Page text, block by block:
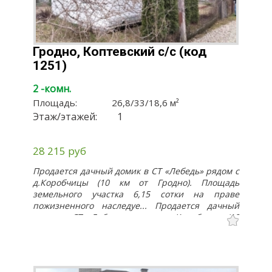
леса, также лес через дорогу (домов нет).
Имеется большая красивая поляна для
парковки и лес для прогулок.Лес чистый,
сосновый и очень красивый, высокие
корабельные сосны, черемуха.Дом оштукатурен,
есть мансарда, печка и большой глубокий
ровный, не запущен, есть молодые саженцы,
молодая клубника. Иемеется электричество,
вода поливочная круглосуточно, у соседей
колодцы или скважины. Участок крайний.
Гродно, Коптевский с/с (код
1251)
2 -комн.
Площадь: 26,8/33/18,6 м²
Этаж/этажей: 1
28 215 руб
Продается дачный домик в СТ «Лебедь» рядом с
д.Коробчицы (10 км от Гродно). Площадь
земельного участка 6,15 сотки на праве
пожизненного наследуе... Продается дачный
домик в СТ «Лебедь» рядом с д.Коробчицы (10
км от Гродно). Площадь земельного участка 6,15